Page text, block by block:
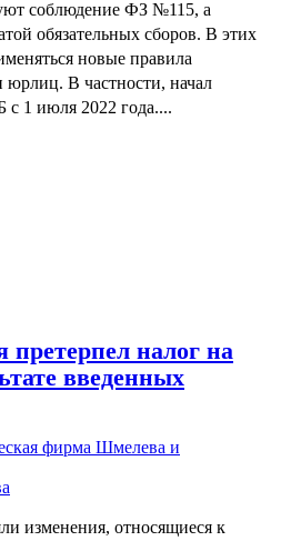
соблюдение ФЗ №115, а
обязательных сборов. В этих
новые правила
В частности, начал
с 1 июля 2022 года....
налог на
введенных
фирма Шмелева и
изменения, относящиеся к